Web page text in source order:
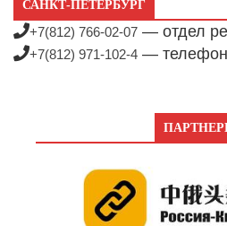
САНКТ-ПЕТЕРБУРГ
+7(812) 766-02-07 — отдел
+7(812) 971-102-4 —